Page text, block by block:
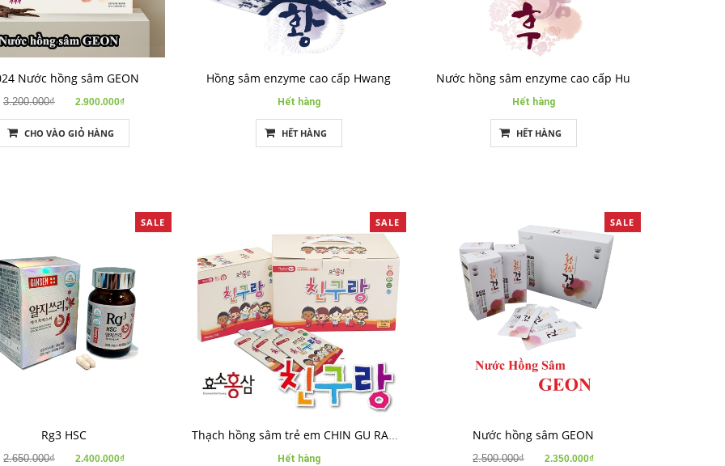
Nước hồng sâm GEON
3.200.000₫ 2.900.000₫
CHO VÀO GIỎ HÀNG
Hồng sâm enzyme cao cấp Hwang
Hết hàng
HẾT HÀNG
Nước hồng sâm enzyme cao cấp Hu
Hết hàng
HẾT HÀNG
SALE
Rg3 HSC
2.650.000₫ 2.400.000₫
SALE
Thạch hồng sâm trẻ em CHIN GU RANG- XK Châu Âu
Hết hàng
SALE
Nước hồng sâm GEON
2.500.000₫ 2.350.000₫